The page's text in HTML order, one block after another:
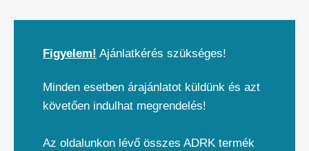
Figyelem! Ajánlatkérés szükséges!
Minden esetben árajánlatot küldünk és azt
követően indulhat megrendelés!
Az oldalunkon lévő összes ADRK termék